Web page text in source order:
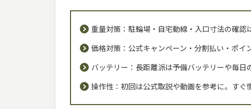
重量対策：駐輪場・自宅動線・入口寸法の確認
価格対策：公式キャンペーン・分割払い・ポイ
バッテリー：長距離派は予備バッテリーや毎日
操作性：初回は公式取説や動画を参考に。すぐ